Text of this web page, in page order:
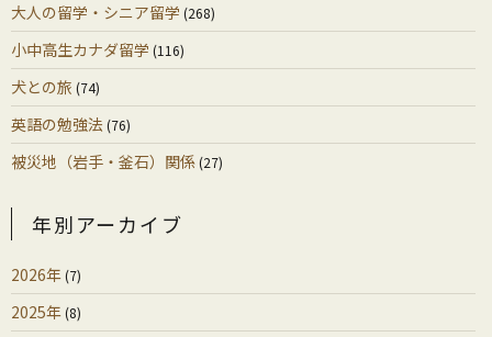
大人の留学・シニア留学 (268)
小中高生カナダ留学 (116)
犬との旅 (74)
英語の勉強法 (76)
被災地（岩手・釜石）関係(27)
年別アーカイブ
2026年(7)
2025年(8)